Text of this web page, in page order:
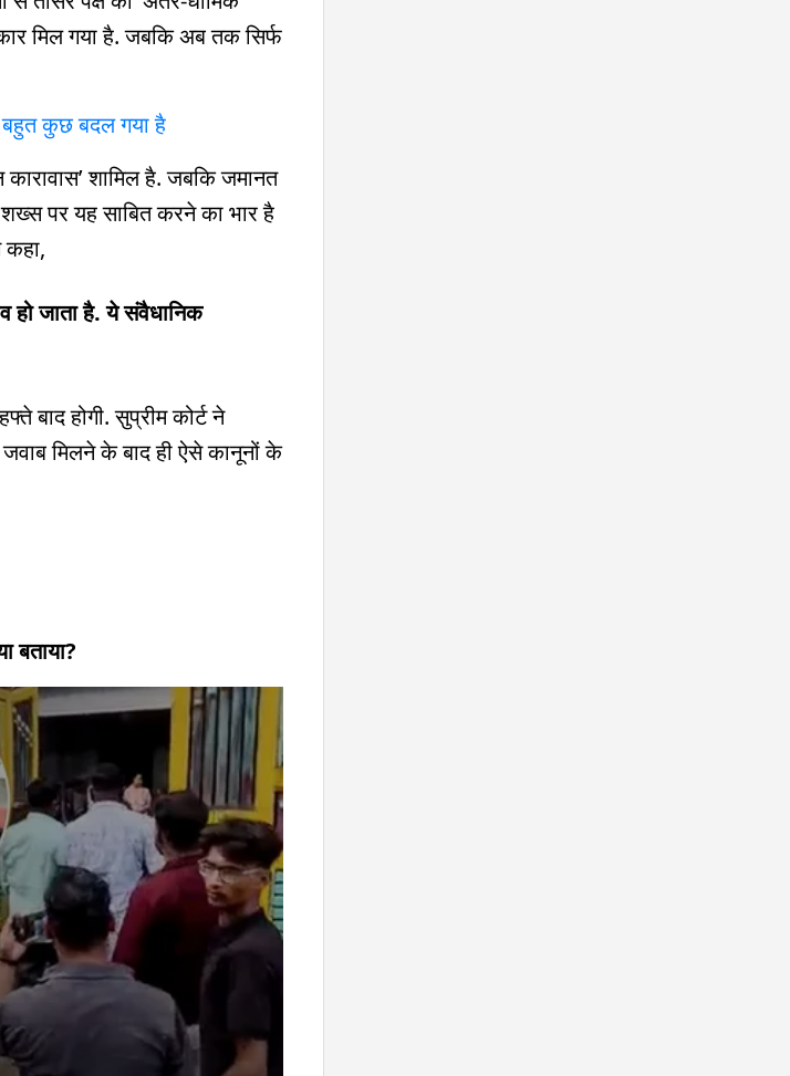
मिल गया है. जबकि अब तक सिर्फ
बहुत कुछ बदल गया है
शामिल है. जबकि जमानत
शख्स पर यह साबित करने का भार है
कहा,
हो जाता है. ये संवैधानिक
बाद होगी. सुप्रीम कोर्ट ने
मिलने के बाद ही ऐसे कानूनों के
बताया?